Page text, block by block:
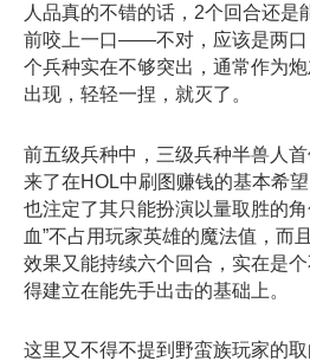
人品真的不错的话，2个回合还是
前咬上一口——不对，应该是两口
个兵种实在不够突出，通常作为
出现，轻轻一捏，就灭了。
前五级兵种中，三级兵种半兽人
来了在HOL中刷图赚钱的基本希
也注定了其只能扮演以量取胜的
血”不占用玩家英雄的魔法值，而
效果又能持续六个回合，实在是
得建立在能先手出击的基础上。
这里又不得不提到野蛮族玩家的